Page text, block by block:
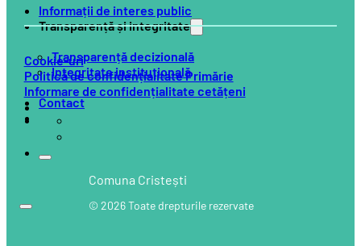
Informații de interes public
Transparență și integritate
Transparență decizională
Integritate instituțională
Contact
Comuna Cristești
© 2026 Toate drepturile rezervate
Cookie-uri
Politică de confidențialitate Primărie
Informare de confidențialitate cetățeni